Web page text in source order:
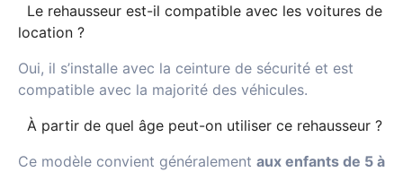
Le rehausseur est-il compatible avec les voitures de
location ?
Oui, il s’installe avec la ceinture de sécurité et est
compatible avec la majorité des véhicules.
À partir de quel âge peut-on utiliser ce rehausseur ?
Ce modèle convient généralement aux enfants de 5 à